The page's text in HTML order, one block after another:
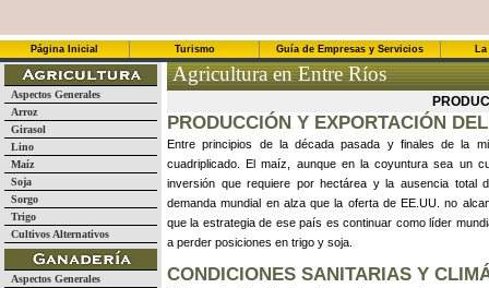
Página Inicial Turismo Guía de Empresas y Servicios
Aspectos Generales
Arroz
Girasol
Lino
Maíz
Soja
Sorgo
Trigo
Cultivos Alternativos
Aspectos Generales
Agricultura en Entre Ríos
PRODUCCIÓN Y EXPORTACIÓN
Entre principios de la década pasada y finales de la
cuadriplicado. El maíz, aunque en la coyuntura sea un
inversión que requiere por hectárea y la ausencia total
demanda mundial en alza que la oferta de EE.UU. no
que la estrategia de ese país es continuar como líder
a perder posiciones en trigo y soja.
CONDICIONES SANITARIAS Y